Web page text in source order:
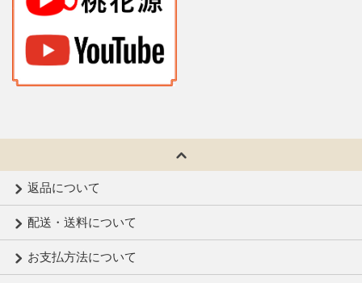
返品について
配送・送料について
お支払方法について